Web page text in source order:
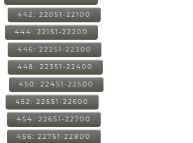
442: 22051-22100
444: 22151-22200
446: 22251-22300
448: 22351-22400
450: 22451-22500
452: 22551-22600
454: 22651-22700
456: 22751-22800